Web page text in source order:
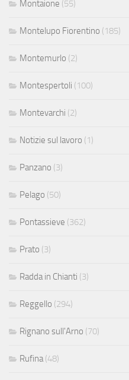
Montaione (55)
Montelupo Fiorentino (185)
Montemurlo (2)
Montespertoli (100)
Montevarchi (2)
Notizie sul lavoro (1)
Panzano (3)
Pelago (50)
Pontassieve (362)
Prato (3)
Radda in Chianti (3)
Reggello (294)
Rignano sull'Arno (70)
Rufina(48)